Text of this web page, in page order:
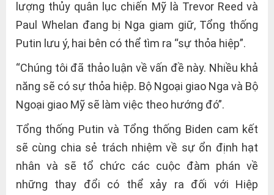
lượng thủy quân lục chiến Mỹ là Trevor Reed và
Paul Whelan đang bị Nga giam giữ, Tổng thống
Putin lưu ý, hai bên có thể tìm ra “sự thỏa hiệp”.
“Chúng tôi đã thảo luận về vấn đề này. Nhiều khả
năng sẽ có sự thỏa hiệp. Bộ Ngoại giao Nga và Bộ
Ngoại giao Mỹ sẽ làm việc theo hướng đó”.
Tổng thống Putin và Tổng thống Biden cam kết
sẽ cùng chia sẻ trách nhiệm về sự ổn định hạt
nhân và sẽ tổ chức các cuộc đàm phán về
những thay đổi có thể xảy ra đối với Hiệp